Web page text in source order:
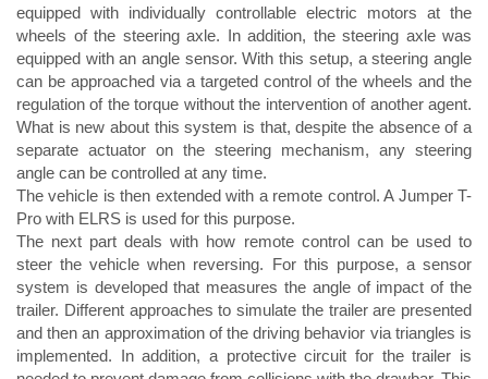
equipped with individually controllable electric motors at the
wheels of the steering axle. In addition, the steering axle was
equipped with an angle sensor. With this setup, a steering angle
can be approached via a targeted control of the wheels and the
regulation of the torque without the intervention of another agent.
What is new about this system is that, despite the absence of a
separate actuator on the steering mechanism, any steering
angle can be controlled at any time.
The vehicle is then extended with a remote control. A Jumper T-
Pro with ELRS is used for this purpose.
The next part deals with how remote control can be used to
steer the vehicle when reversing. For this purpose, a sensor
system is developed that measures the angle of impact of the
trailer. Different approaches to simulate the trailer are presented
and then an approximation of the driving behavior via triangles is
implemented. In addition, a protective circuit for the trailer is